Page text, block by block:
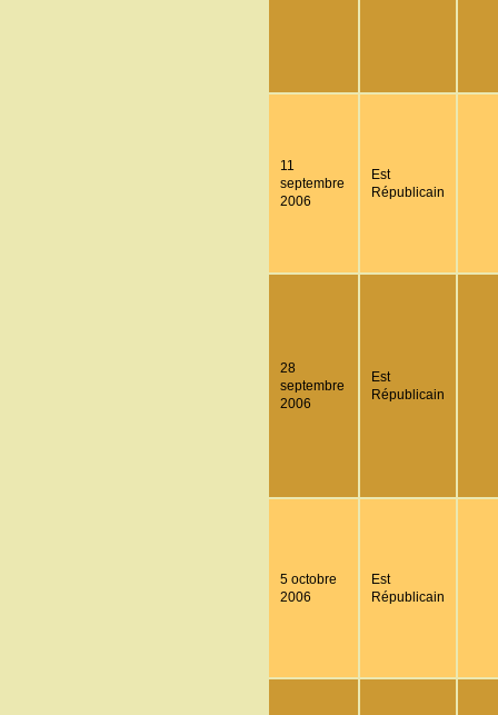
11
septembre
2006
Est
Républicain
28
septembre
2006
Est
Républicain
5 octobre
2006
Est
Républicain